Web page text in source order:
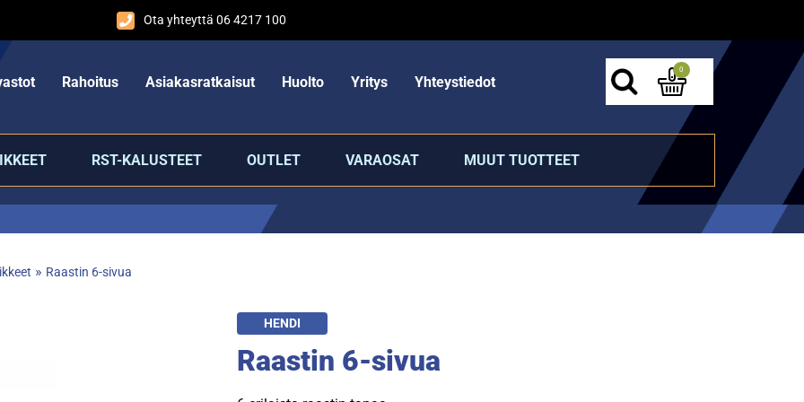
Ota yhteyttä 06 4217 100
Rahoitus Asiakasratkaisut Huolto Yritys Yhteystiedot
0
RST-KALUSTEET OUTLET VARAOSAT MUUT TUOTTEET
» Raastin 6-sivua
HENDI
Raastin 6-sivua